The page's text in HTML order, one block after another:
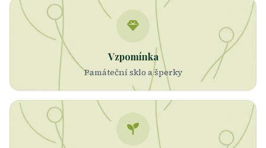
Vzpomínka
Památeční sklo a šperky